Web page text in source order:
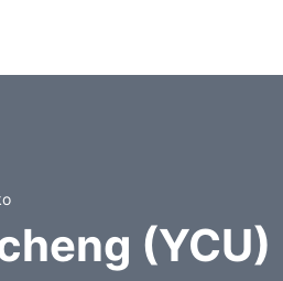
(YCU)